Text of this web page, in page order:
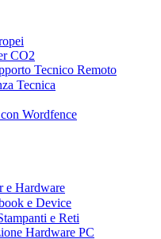
CO2
Tecnico Remoto
Tecnica
Wordfence
e Hardware
e Device
e Reti
Hardware PC